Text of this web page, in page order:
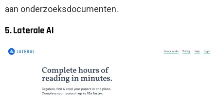
aan onderzoeksdocumenten.
5. Laterale AI